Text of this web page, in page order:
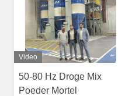
Video
50-80 Hz Droge Mix
Poeder Mortel